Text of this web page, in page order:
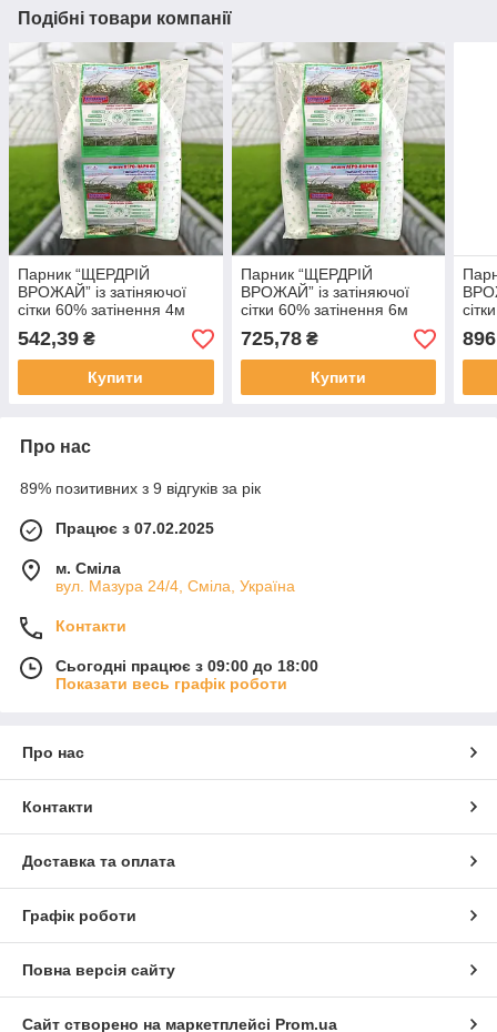
Подібні товари компанії
Парник “ЩЕРДРІЙ
ВРОЖАЙ” із затіняючої
сітки 60% затінення 4м
542,39 ₴
Купити
Парник “ЩЕРДРІЙ
ВРОЖАЙ” із затіняючої
сітки 60% затінення 6м
725,78₴
Купити
Про нас
89% позитивних з 9 відгуків за рік
Працює з 07.02.2025
м. Сміла
вул. Мазура 24/4, Сміла, Україна
Контакти
Сьогодні працює з 09:00 до 18:00
Показати весь графік роботи
Про нас
Контакти
Доставка та оплата
Графік роботи
Повна версія сайту
Сайт створено на маркетплейсі Prom.ua